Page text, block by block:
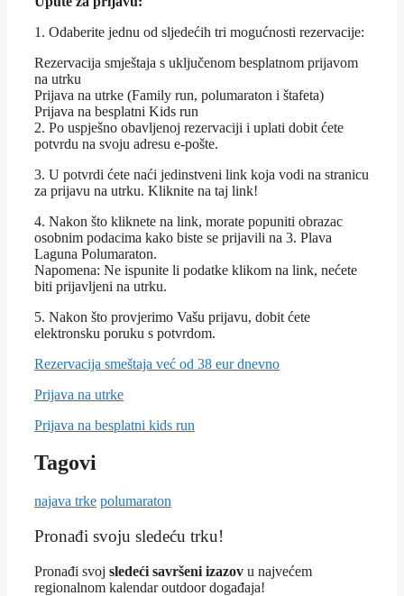
1. Odaberite jednu od sljedećih tri mogućnosti rezervacije:
Rezervacija smještaja s uključenom besplatnom prijavom
na utrku
Prijava na utrke (Family run, polumaraton i štafeta)
Prijava na besplatni Kids run
2. Po uspješno obavljenoj rezervaciji i uplati dobit ćete
potvrdu na svoju adresu e-pošte.
3. U potvrdi ćete naći jedinstveni link koja vodi na stranicu
za prijavu na utrku. Kliknite na taj link!
4. Nakon što kliknete na link, morate popuniti obrazac
osobnim podacima kako biste se prijavili na 3. Plava
Laguna Polumaraton.
Napomena: Ne ispunite li podatke klikom na link, nećete
biti prijavljeni na utrku.
5. Nakon što provjerimo Vašu prijavu, dobit ćete
elektronsku poruku s potvrdom.
Rezervacija smeštaja već od 38 eur dnevno
Prijava na utrke
Prijava na besplatni kids run
Tagovi
najava trke polumaraton
Pronađi svoju sledeću trku!
Pronađi svoj sledeći savršeni izazov u najvećem
regionalnom kalendar outdoor događaja!